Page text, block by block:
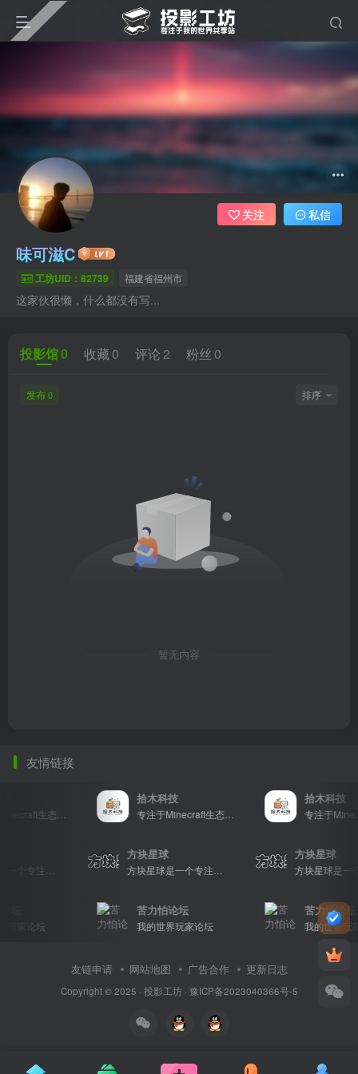
味可滋C
工坊UID：82739 福建省福州市
这家伙很懒，什么都没有写...
关注 私信
投影馆0 收藏 0 评论 2 粉丝 0
发布 0 排序
暂无内容
友情链接
专注于Minecraft生态建设
拾木科技
专注于Minecraft生态建设
拾木科技
方块星球是一个专注于我的世界的中文论坛，提供丰富的资源分享、玩家交流和创意展示，包括地图、皮肤、数据包等内容，打造Minecraft玩家的专属社区乐园！
方块星球
方块星球是一个专注于我的世界的中文论坛，提供丰富的资源分享、玩家交流和创意展示，包括地图、皮肤、数据包等内容，打造Minecraft玩家的专属社区乐园！
方块星球
玩家论坛
苦力怕论坛
我的世界玩家论坛
苦力怕论坛
我的世界玩
友链申请 网站地图 广告合作 更新日志
Copyright © 2025 · 投影工坊· 豫ICP备2023040366号-5